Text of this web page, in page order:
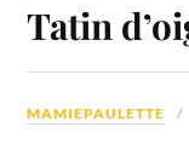
Tatin
MAMIEPAULETTE